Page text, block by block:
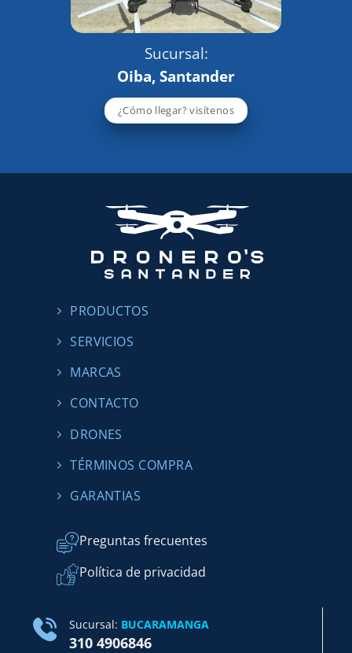
Sucursal:
Oiba, Santander
¿Cómo llegar? visítenos
PRODUCTOS
SERVICIOS
MARCAS
CONTACTO
DRONES
TÉRMINOS COMPRA
GARANTIAS
Preguntas frecuentes
Política de privacidad
Sucursal: BUCARAMANGA
310 4906846